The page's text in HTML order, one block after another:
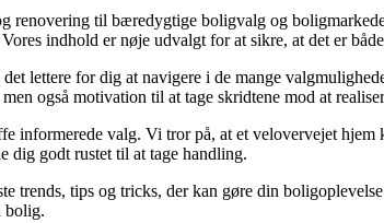
til bæredygtige boligvalg og
indhold er nøje udvalgt for at sikre, at det er
lettere for dig at navigere i de mange
også motivation til at tage skridtene mod at
informerede valg. Vi tror på, at et velovervejet
dig godt rustet til at tage handling.
trends, tips og tricks, der kan gøre din
bolig.